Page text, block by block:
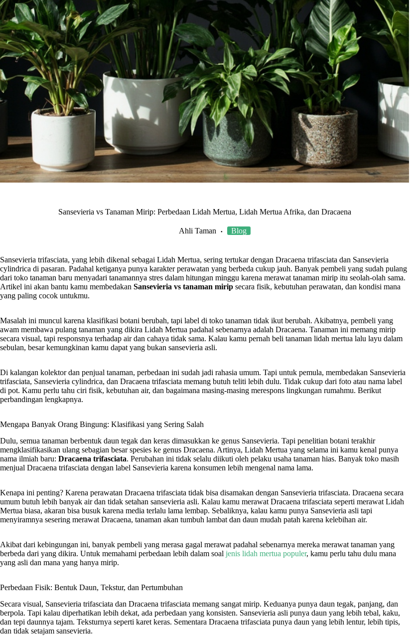
Sansevieria vs Tanaman Mirip: Perbedaan Lidah Mertua, Lidah Mertua Afrika, dan Dracaena
Ahli Taman Blog
Sansevieria trifasciata, yang lebih dikenal sebagai Lidah Mertua, sering tertukar dengan Dracaena trifasciata dan Sansevieria
cylindrica di pasaran. Padahal ketiganya punya karakter perawatan yang berbeda cukup jauh. Banyak pembeli yang sudah pulang
dari toko tanaman baru menyadari tanamannya stres dalam hitungan minggu karena merawat tanaman mirip itu seolah-olah sama.
Artikel ini akan bantu kamu membedakan Sansevieria vs tanaman mirip secara fisik, kebutuhan perawatan, dan kondisi mana
yang paling cocok untukmu.
Masalah ini muncul karena klasifikasi botani berubah, tapi label di toko tanaman tidak ikut berubah. Akibatnya, pembeli yang
awam membawa pulang tanaman yang dikira Lidah Mertua padahal sebenarnya adalah Dracaena. Tanaman ini memang mirip
secara visual, tapi responsnya terhadap air dan cahaya tidak sama. Kalau kamu pernah beli tanaman lidah mertua lalu layu dalam
sebulan, besar kemungkinan kamu dapat yang bukan sansevieria asli.
Di kalangan kolektor dan penjual tanaman, perbedaan ini sudah jadi rahasia umum. Tapi untuk pemula, membedakan Sansevieria
trifasciata, Sansevieria cylindrica, dan Dracaena trifasciata memang butuh teliti lebih dulu. Tidak cukup dari foto atau nama label
di pot. Kamu perlu tahu ciri fisik, kebutuhan air, dan bagaimana masing-masing merespons lingkungan rumahmu. Berikut
perbandingan lengkapnya.
Mengapa Banyak Orang Bingung: Klasifikasi yang Sering Salah
Dulu, semua tanaman berbentuk daun tegak dan keras dimasukkan ke genus Sansevieria. Tapi penelitian botani terakhir
mengklasifikasikan ulang sebagian besar spesies ke genus Dracaena. Artinya, Lidah Mertua yang selama ini kamu kenal punya
nama ilmiah baru: Dracaena trifasciata. Perubahan ini tidak selalu diikuti oleh pelaku usaha tanaman hias. Banyak toko masih
menjual Dracaena trifasciata dengan label Sansevieria karena konsumen lebih mengenal nama lama.
Kenapa ini penting? Karena perawatan Dracaena trifasciata tidak bisa disamakan dengan Sansevieria trifasciata. Dracaena secara
umum butuh lebih banyak air dan tidak setahan sansevieria asli. Kalau kamu merawat Dracaena trifasciata seperti merawat Lidah
Mertua biasa, akaran bisa busuk karena media terlalu lama lembap. Sebaliknya, kalau kamu punya Sansevieria asli tapi
menyiramnya sesering merawat Dracaena, tanaman akan tumbuh lambat dan daun mudah patah karena kelebihan air.
Akibat dari kebingungan ini, banyak pembeli yang merasa gagal merawat padahal sebenarnya mereka merawat tanaman yang
berbeda dari yang dikira. Untuk memahami perbedaan lebih dalam soal jenis lidah mertua populer, kamu perlu tahu dulu mana
yang asli dan mana yang hanya mirip.
Perbedaan Fisik: Bentuk Daun, Tekstur, dan Pertumbuhan
Secara visual, Sansevieria trifasciata dan Dracaena trifasciata memang sangat mirip. Keduanya punya daun tegak, panjang, dan
berpola. Tapi kalau diperhatikan lebih dekat, ada perbedaan yang konsisten. Sansevieria asli punya daun yang lebih tebal, kaku,
dan tepi daunnya tajam. Teksturnya seperti karet keras. Sementara Dracaena trifasciata punya daun yang lebih lentur, lebih tipis,
dan tidak setajam sansevieria.